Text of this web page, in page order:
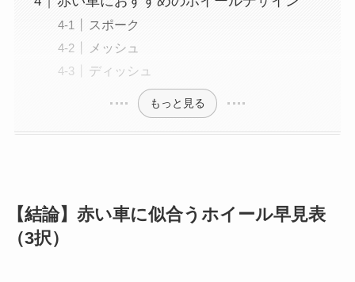
スポーク
メッシュ
ディッシュ
もっと見る
【結論】赤い車に似合うホイール早見表
（3択）